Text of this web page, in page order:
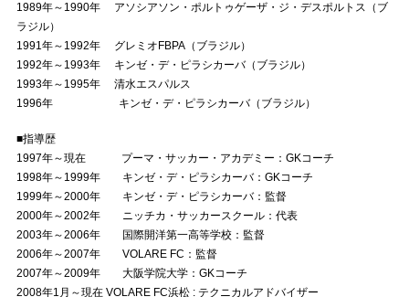
1989年～1990年 アソシアソン・ポルトゥゲーザ・ジ・デスポルトス（ブ
ラジル）
1991年～1992年 グレミオFBPA（ブラジル）
1992年～1993年 キンゼ・デ・ピラシカーバ（ブラジル）
1993年～1995年 清水エスパルス
1996年 キンゼ・デ・ピラシカーバ（ブラジル）
■指導歴
1997年～現在 プーマ・サッカー・アカデミー：GKコーチ
1998年～1999年 キンゼ・デ・ピラシカーバ：GKコーチ
1999年～2000年 キンゼ・デ・ピラシカーバ：監督
2000年～2002年 ニッチカ・サッカースクール：代表
2003年～2006年 国際開洋第一高等学校：監督
2006年～2007年 VOLARE FC：監督
2007年～2009年 大阪学院大学：GKコーチ
2008年1月～現在 VOLARE FC浜松 : テクニカルアドバイザー